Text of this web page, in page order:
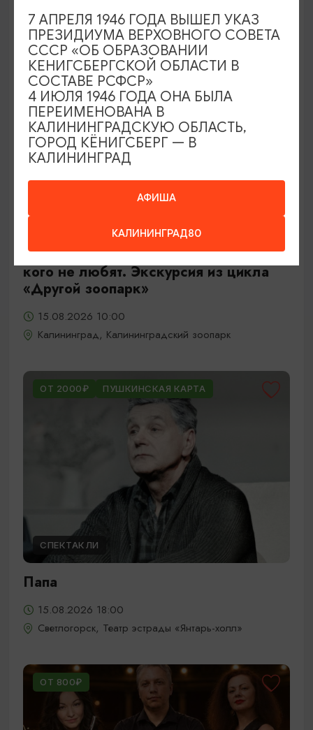
ОТ 500₽
Тайны панциря и чешуи или о тех,
кого не любят. Экскурсия из цикла
«Другой зоопарк»
15.08.2026 10:00
Калининград, Калининградский зоопарк
ОТ 2000₽ ПУШКИНСКАЯ КАРТА
СПЕКТАКЛИ
Папа
15.08.2026 18:00
Светлогорск, Театр эстрады «Янтарь-холл»
ОТ 800₽
АФИША
КАЛИНИНГРАД80
7 АПРЕЛЯ 1946 ГОДА ВЫШЕЛ УКАЗ
ПРЕЗИДИУМА ВЕРХОВНОГО СОВЕТА
СССР «ОБ ОБРАЗОВАНИИ
КЕНИГСБЕРГСКОЙ ОБЛАСТИ В
СОСТАВЕ РСФСР»
4 ИЮЛЯ 1946 ГОДА ОНА БЫЛА
ПЕРЕИМЕНОВАНА В
КАЛИНИНГРАДСКУЮ ОБЛАСТЬ,
ГОРОД КЁНИГСБЕРГ — В
КАЛИНИНГРАД